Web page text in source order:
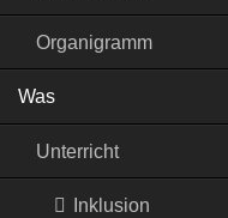
Organigramm
Was
Unterricht
Inklusion